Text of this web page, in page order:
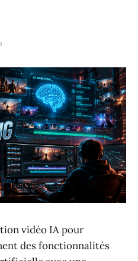
vidéo IA pour
des fonctionnalités